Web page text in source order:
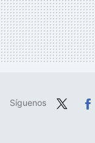
Síguenos